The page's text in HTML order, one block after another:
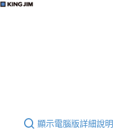
顯示電腦版詳細說明